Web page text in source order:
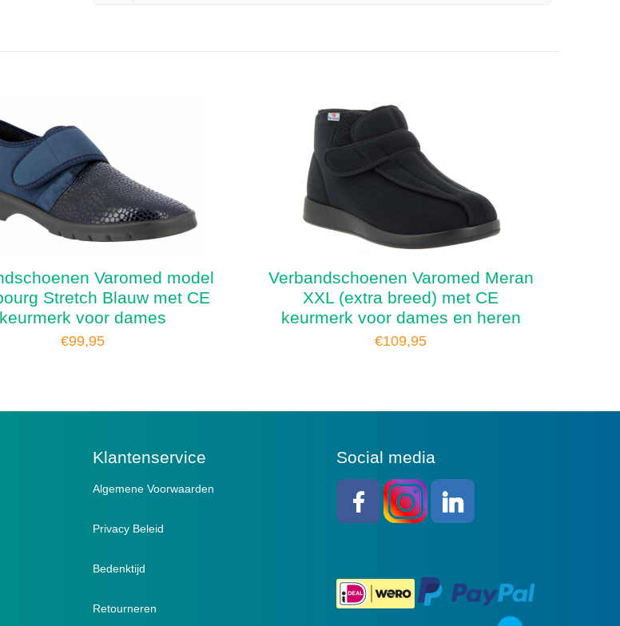
Varomed model
Stretch Blauw met CE
keurmerk voor dames
€99,95
Verbandschoenen Varomed Meran
XXL (extra breed) met CE
keurmerk voor dames en heren
€109,95
Klantenservice
Algemene Voorwaarden
Privacy Beleid
Bedenktijd
Retourneren
Social media